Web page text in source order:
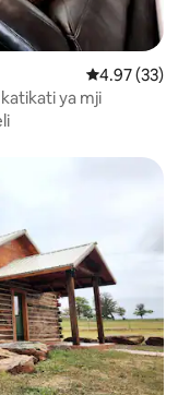
Ukadiriaji wa
4.97 (33)
ya mji